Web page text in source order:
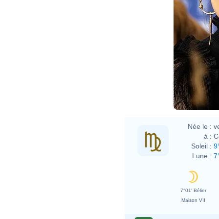
Née le :
à :
Soleil :
Lune :
7°01' Bélier
Maison VII